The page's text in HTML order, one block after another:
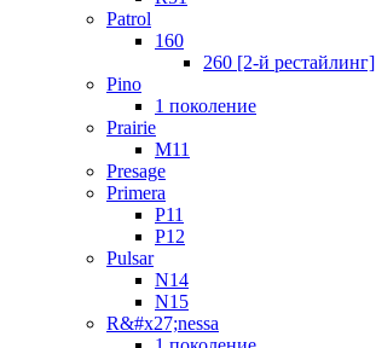
Patrol
160
260 [2-й рестайлинг]
Pino
1 поколение
Prairie
M11
Presage
Primera
P11
P12
Pulsar
N14
N15
R&#x27;nessa